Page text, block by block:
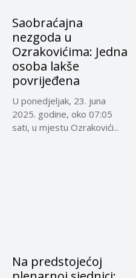
Saobraćajna
nezgoda u
Ozrakovićima: Jedna
osoba lakše
povrijeđena
U ponedjeljak, 23. juna
2025. godine, oko 07:05
sati, u mjestu Ozrakovići...
Na predstojećoj